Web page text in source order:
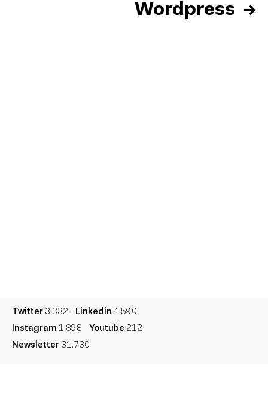
Wordpress →
Twitter 3.332 Linkedin 4.590
Instagram 1.898 Youtube 212
Newsletter 31.730